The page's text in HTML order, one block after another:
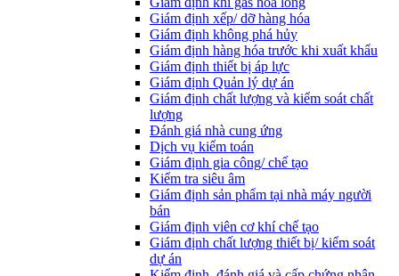
Giám định xếp/ dỡ hàng hóa
Giám định không phá hủy
Giám định hàng hóa trước khi xuất khẩu
Giám định thiết bị áp lực
Giám định Quản lý dự án
Giám định chất lượng và kiểm soát chất
lượng
Đánh giá nhà cung ứng
Dịch vụ kiểm toán
Giám định gia công/ chế tạo
Kiểm tra siêu âm
Giám định sản phẩm tại nhà máy người
bán
Giám định viên cơ khí chế tạo
Giám định chất lượng thiết bị/ kiểm soát
dự án